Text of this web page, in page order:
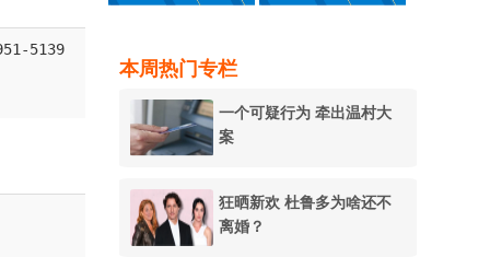
5139
本周热门专栏
一个可疑行为 牵出温村大
案
狂晒新欢 杜鲁多为啥还不
离婚？